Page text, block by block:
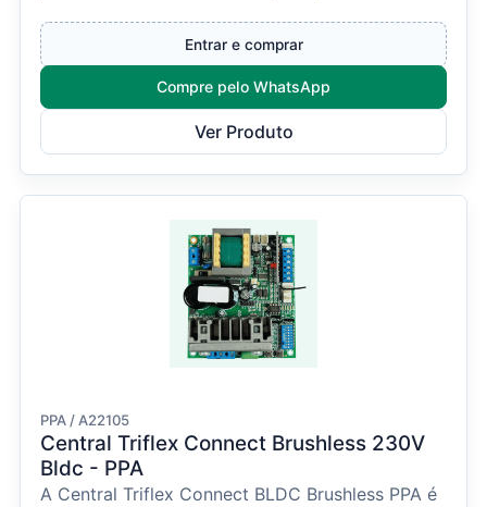
Entrar e comprar
Compre pelo WhatsApp
Ver Produto
PPA / A22105
Central Triflex Connect Brushless 230V
Bldc - PPA
A Central Triflex Connect BLDC Brushless PPA é